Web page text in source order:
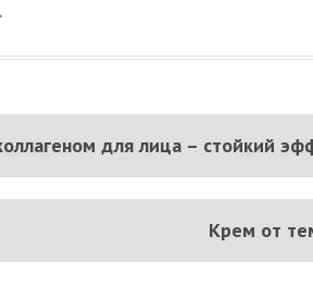
для лица – стойкий
Крем от